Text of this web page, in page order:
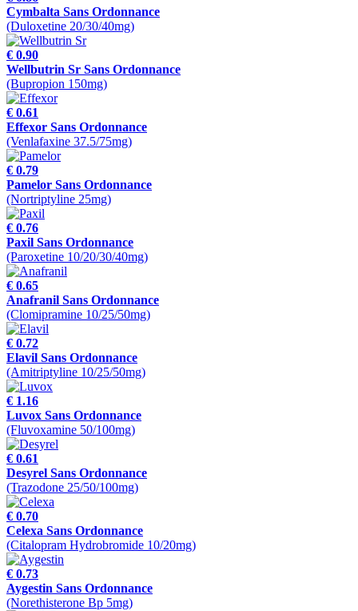
Cymbalta Sans Ordonnance
(Duloxetine 20/30/40mg)
€ 0.90
Wellbutrin Sr Sans Ordonnance
(Bupropion 150mg)
€ 0.61
Effexor Sans Ordonnance
(Venlafaxine 37.5/75mg)
€ 0.79
Pamelor Sans Ordonnance
(Nortriptyline 25mg)
€ 0.76
Paxil Sans Ordonnance
(Paroxetine 10/20/30/40mg)
€ 0.65
Anafranil Sans Ordonnance
(Clomipramine 10/25/50mg)
€ 0.72
Elavil Sans Ordonnance
(Amitriptyline 10/25/50mg)
€ 1.16
Luvox Sans Ordonnance
(Fluvoxamine 50/100mg)
€ 0.61
Desyrel Sans Ordonnance
(Trazodone 25/50/100mg)
€ 0.70
Celexa Sans Ordonnance
(Citalopram Hydrobromide 10/20mg)
€ 0.73
Aygestin Sans Ordonnance
(Norethisterone Bp 5mg)